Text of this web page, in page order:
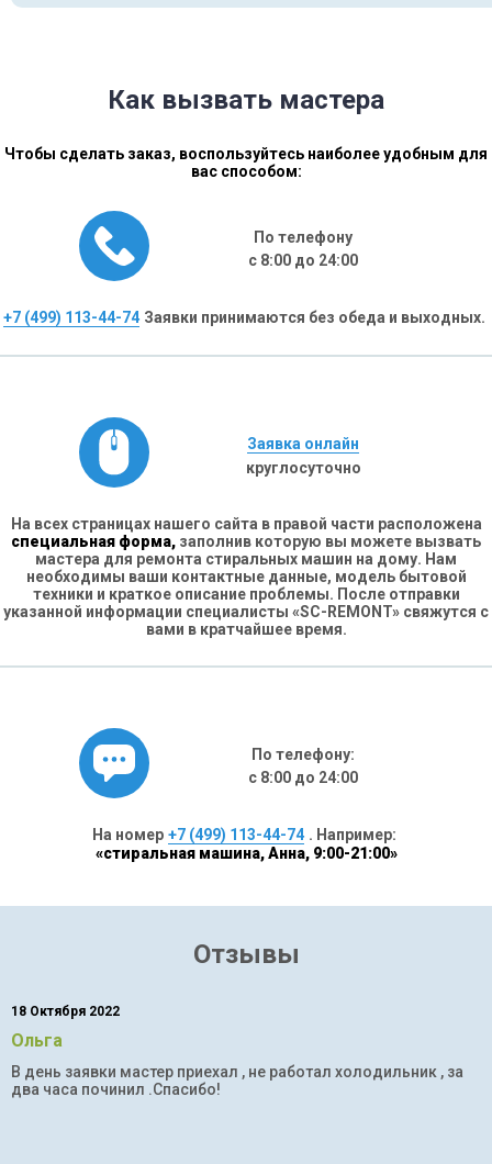
Как вызвать мастера
Чтобы сделать заказ, воспользуйтесь наиболее удобным для
вас способом:
По телефону
с 8:00 до 24:00
+7 (499) 113-44-74 Заявки принимаются без обеда и выходных.
Заявка онлайн
круглосуточно
На всех страницах нашего сайта в правой части расположена
специальная форма, заполнив которую вы можете вызвать
мастера для ремонта стиральных машин на дому. Нам
необходимы ваши контактные данные, модель бытовой
техники и краткое описание проблемы. После отправки
указанной информации специалисты «SC-REMONT» свяжутся с
вами в кратчайшее время.
По телефону:
с 8:00 до 24:00
На номер +7 (499) 113-44-74 . Например:
«стиральная машина, Анна, 9:00-21:00»
Отзывы
18 Октября 2022
Ольга
В день заявки мастер приехал , не работал холодильник , за
два часа починил .Спасибо!